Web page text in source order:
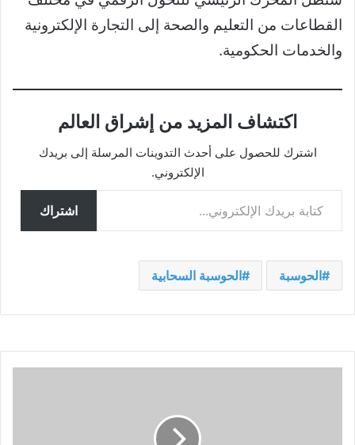
القطاعات من التعليم والصحة إلى التجارة الإلكترونية
والخدمات الحكومية.
اكتشاف المزيد من إشراق العالم
اشترك للحصول على أحدث التدوينات المرسلة إلى بريدك
الإلكتروني.
كتابة بريدك الإلكتروني...
اشتراك
الحوسبة الحوسبة السحابية